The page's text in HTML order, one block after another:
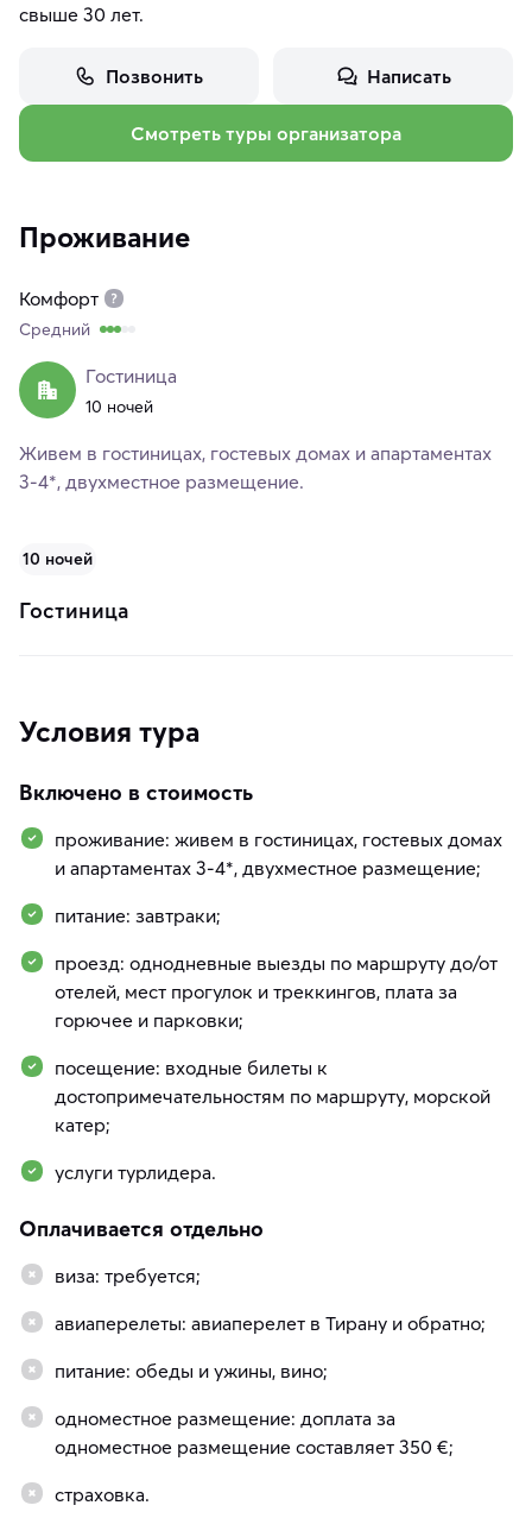
свыше 30 лет.
Позвонить Написать
Смотреть туры организатора
Проживание
Комфорт
Средний
Гостиница
10 ночей
Живем в гостиницах, гостевых домах и апартаментах
3-4*, двухместное размещение.
10 ночей
Гостиница
Условия тура
Включено в стоимость
проживание: живем в гостиницах, гостевых домах
и апартаментах 3-4*, двухместное размещение;
питание: завтраки;
проезд: однодневные выезды по маршруту до/от
отелей, мест прогулок и треккингов, плата за
горючее и парковки;
посещение: входные билеты к
достопримечательностям по маршруту, морской
катер;
услуги турлидера.
Оплачивается отдельно
виза: требуется;
авиаперелеты: авиаперелет в Тирану и обратно;
питание: обеды и ужины, вино;
одноместное размещение: доплата за
одноместное размещение составляет 350 €;
страховка.